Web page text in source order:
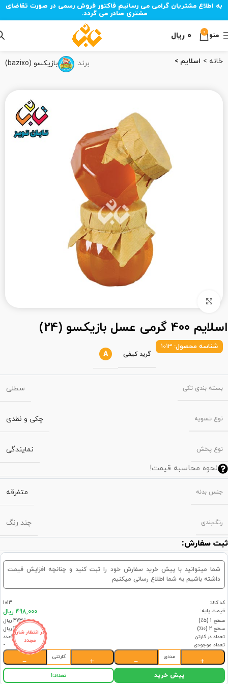
به اطلاع مشتریان گرامی می رسانیم فاکتور فروش رسمی در صورت تقاضای
مشتری صادر می گردد.
منو 0 ۰ ریال
خانه اسلایم برند: بازیکسو (bazixo)
اسلایم 400 گرمی عسل بازیکسو (24)
شناسه محصول: 1013
گرید کیفی A
بسته‌ بندی تکی سطلی
نوع تسویه چکی و نقدی
نوع پخش نمایندگی
نحوه محاسبه قیمت!
جنس بدنه متفرقه
رنگ‌بندی چند رنگ
ثبت سفارش:
شما میتوانید با پیش خرید سفارش خود را ثبت کنید و چنانچه افزایش قیمت
داشته باشیم به شما اطلاع رسانی میکنیم
در انتظار شارژ
مجدد
کد کالا:
1013
قیمت پایه:
498,000 ریال
سطح 1 (۵٪)
473,100 ریال
سطح 2 (۱۰٪)
448,200 ریال
تعداد در کارتن
24عدد
تعداد موجودی
-
+
عددی
−
+
کارتنی
−
پیش خرید تعداد:1